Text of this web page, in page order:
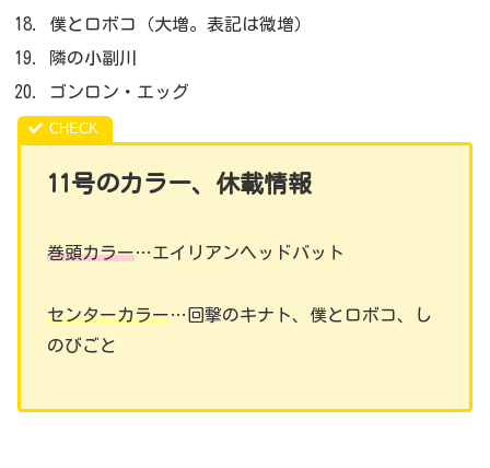
僕とロボコ（大増。表記は微増）
隣の小副川
ゴンロン・エッグ
11 号のカラー、休載情報
巻頭カラー…エイリアンヘッドバット
センターカラー…回撃のキナト、僕とロボコ、し
のびごと